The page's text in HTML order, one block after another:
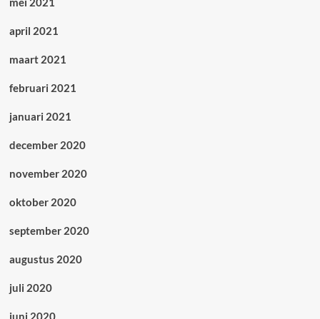
april 2021
maart 2021
februari 2021
januari 2021
december 2020
november 2020
oktober 2020
september 2020
augustus 2020
juli 2020